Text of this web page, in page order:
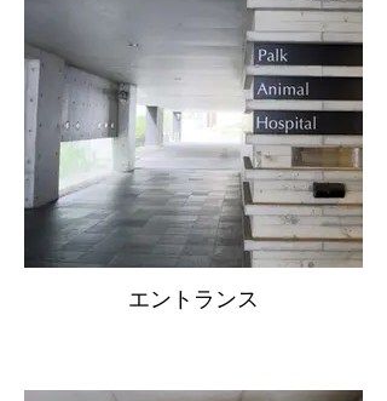
エントランス